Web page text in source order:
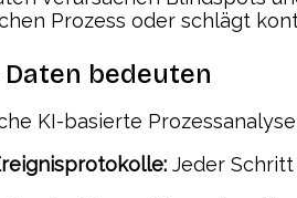
Prozess oder schlägt
bedeuten
KI-basierte
Jeder